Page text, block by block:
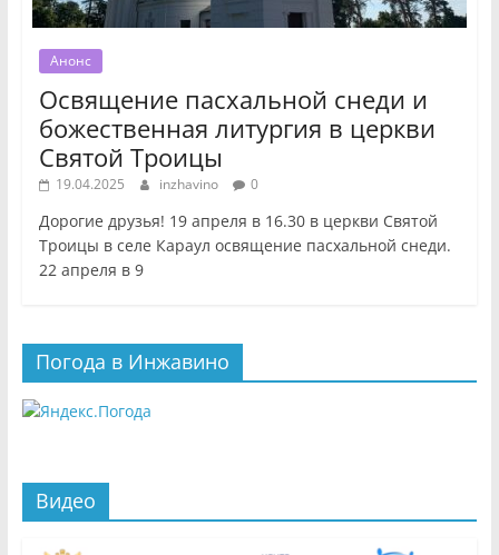
Анонс
Освящение пасхальной снеди и
божественная литургия в церкви
Святой Троицы
19.04.2025 inzhavino 0
Дорогие друзья! 19 апреля в 16.30 в церкви Святой
Троицы в селе Караул освящение пасхальной снеди.
22 апреля в 9
Погода в Инжавино
Видео